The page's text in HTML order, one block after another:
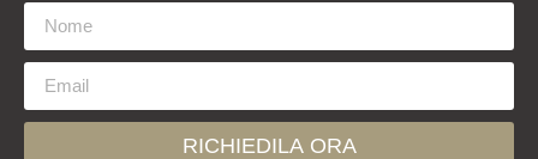
RICHIEDILA ORA